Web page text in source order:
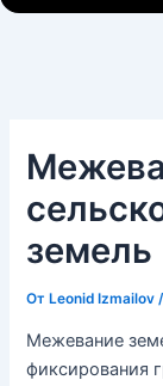
земель
ОтLeonid Izmailov
Межевание
фиксирования